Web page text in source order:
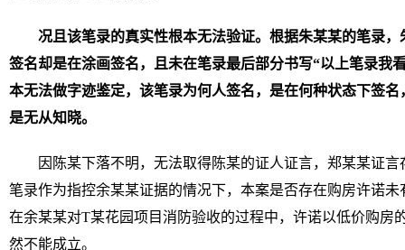
况且该笔录的真实性根本无法验证。根据朱某某的笔录
签名却是在涂画签名，且未在笔录最后部分书写“以上笔录我
本无法做字迹鉴定，该笔录为何人签名，是在何种状态下签
是无从知晓。
因陈某下落不明，无法取得陈某的证人证言，郑某某证
笔录作为指控余某某证据的情况下，本案是否存在购房许诺
在余某某对T某花园项目消防验收的过程中，许诺以低价购房
然不能成立。